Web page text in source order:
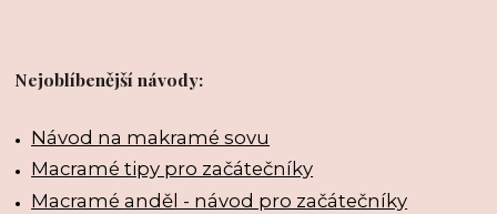
Nejoblíbenější návody:
Návod na makramé sovu
Macramé tipy pro začátečníky
Macramé anděl - návod pro začátečníky